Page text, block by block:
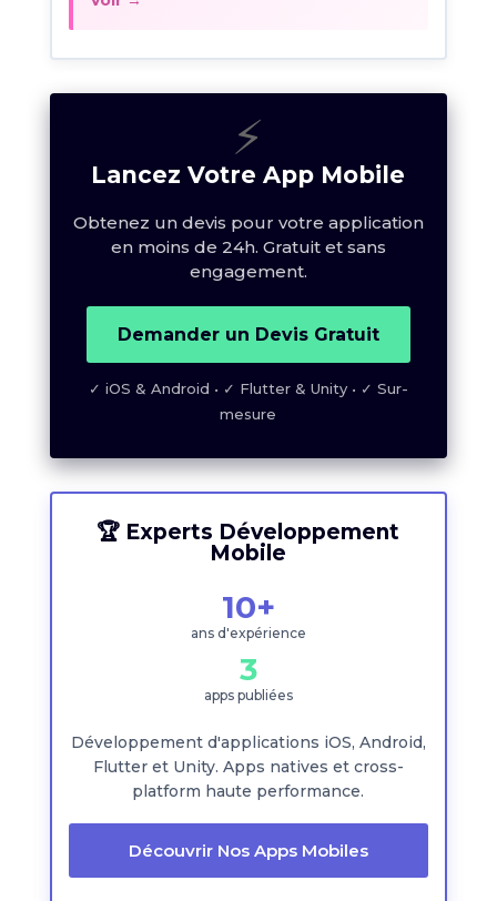
⚡
Lancez Votre App Mobile
Obtenez un devis pour votre application
en moins de 24h. Gratuit et sans
engagement.
Demander un Devis Gratuit
✓ iOS & Android • ✓ Flutter & Unity • ✓ Sur-
mesure
🏆 Experts Développement
Mobile
10+
ans d'expérience
3
apps publiées
Développement d'applications iOS, Android,
Flutter et Unity. Apps natives et cross-
platform haute performance.
Découvrir Nos Apps Mobiles